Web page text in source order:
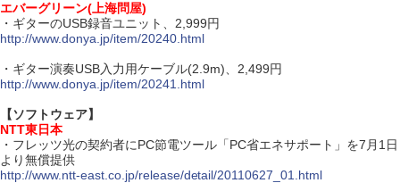
エバーグリーン(上海問屋)
・ギターのUSB録音ユニット、2,999円
http://www.donya.jp/item/20240.html
・ギター演奏USB入力用ケーブル(2.9m)、2,499円
http://www.donya.jp/item/20241.html
【ソフトウェア】
NTT東日本
・フレッツ光の契約者にPC節電ツール「PC省エネサポート」を7月1日
より無償提供
http://www.ntt-east.co.jp/release/detail/20110627_01.html